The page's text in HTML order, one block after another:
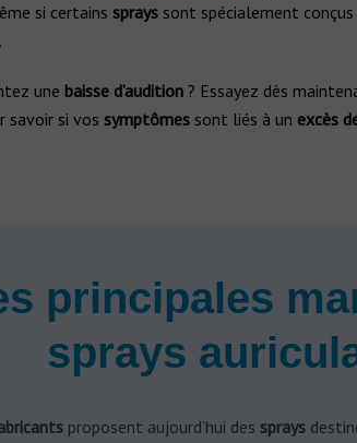
si certains sprayssont spécialement conçus
une baisse d’audition? Essayez dès
savoir si vos symptômessont liés à un excès
principales
sprays
proposent aujourd’hui des sprays